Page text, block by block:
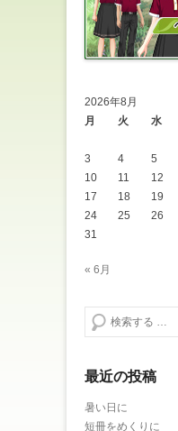
2026年8月
月
火 水
3
4 5
10
11 12
17
18 19
24
25 26
31
« 6月
検索する
最近の投稿
暑い日に
短冊をめくりに